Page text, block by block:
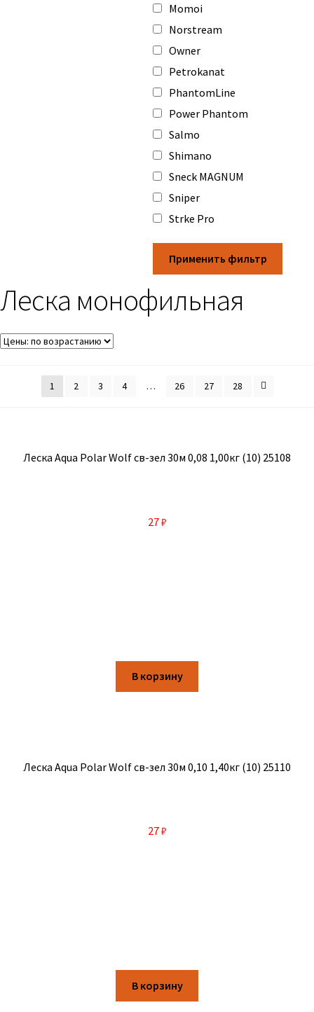
Momoi
Norstream
Owner
Petrokanat
PhantomLine
Power Phantom
Salmo
Shimano
Sneck MAGNUM
Sniper
Strke Pro
Применить фильтр
Леска монофильная
1 2 3 4 … 26 27 28
Леска Aqua Polar Wolf св-зел 30м 0,08 1,00кг (10) 25108
27₽
В корзину
Леска Aqua Polar Wolf св-зел 30м 0,10 1,40кг (10) 25110
27₽
В корзину